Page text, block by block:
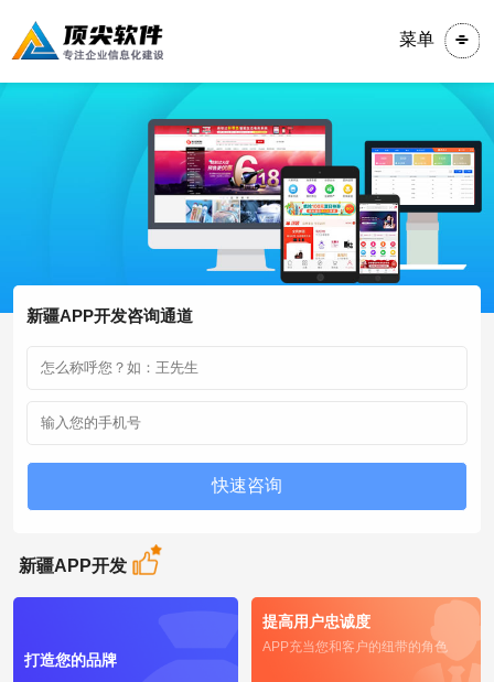
菜单
新疆APP开发咨询通道
新疆APP开发
打造您的品牌
提高用户忠诚度
APP充当您和客户的纽带的角色